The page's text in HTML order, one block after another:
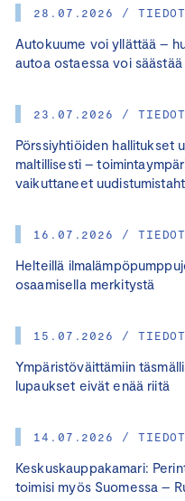
28.07.2026 /
Autokuume voi yllättää –
autoa ostaessa voi
23.07.2026 /
Pörssiyhtiöiden hallitukset
maltillisesti –
vaikuttaneet
16.07.2026 /
Helteillä
osaamisella merkitystä
15.07.2026 /
Ympäristöväittämiin
lupaukset eivät enää riitä
14.07.2026 /
Keskuskauppakamari:
toimisi myös Suomessa –